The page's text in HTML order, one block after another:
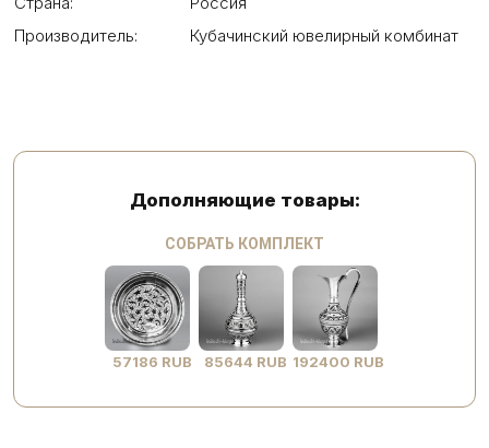
Производитель:
Кубачинский ювелирный комбинат
Дополняющие товары:
СОБРАТЬ КОМПЛЕКТ
57186 RUB 85644 RUB 192400 RUB